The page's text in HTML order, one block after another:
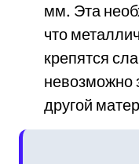
мм. Эта
что
крепятся
невозможно
другой